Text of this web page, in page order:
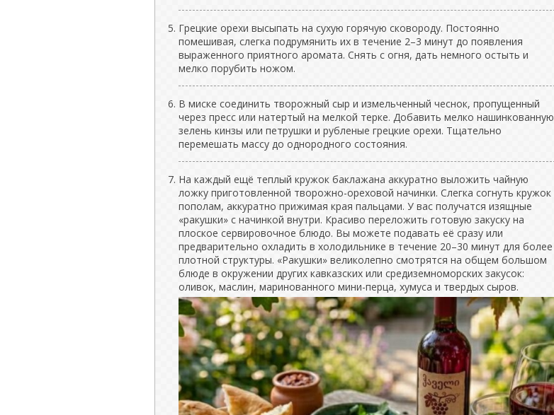
Грецкие орехи высыпать на сухую горячую сковороду. Постоянно
помешивая, слегка подрумянить их в течение 2–3 минут до появления
выраженного приятного аромата. Снять с огня, дать немного остыть и
мелко порубить ножом.
В миске соединить творожный сыр и измельченный чеснок, пропущенный
через пресс или натертый на мелкой терке. Добавить мелко нашинкованную
зелень кинзы или петрушки и рубленые грецкие орехи. Тщательно
перемешать массу до однородного состояния.
На каждый ещё теплый кружок баклажана аккуратно выложить чайную
ложку приготовленной творожно-ореховой начинки. Слегка согнуть кружок
пополам, аккуратно прижимая края пальцами. У вас получатся изящные
«ракушки» с начинкой внутри. Красиво переложить готовую закуску на
плоское сервировочное блюдо. Вы можете подавать её сразу или
предварительно охладить в холодильнике в течение 20–30 минут для более
плотной структуры. «Ракушки» великолепно смотрятся на общем большом
блюде в окружении других кавказских или средиземноморских закусок:
оливок, маслин, маринованного мини-перца, хумуса и твердых сыров.